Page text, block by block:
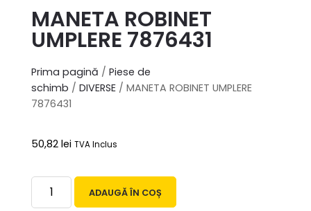
MANETA ROBINET
UMPLERE 7876431
Prima pagină / Piese de
schimb / DIVERSE / MANETA ROBINET UMPLERE
7876431
50,82 lei TVA Inclus
ADAUGĂ ÎN COȘ